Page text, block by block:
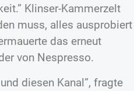
Klinser-Kammerzelt
muss, alles ausprobiert
das erneut
von Nespresso.
diesen Kanal”, fragte